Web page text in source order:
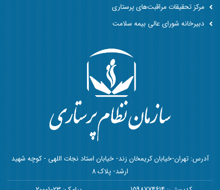
آدرس: تهران-خیابان کریمخان زند- خیابان استاد نجات اللهی - کوچه شهید
ارشد- پلاک 8
مرکز تحقیقات مراقبت‌های پرستاری
دبیرخانه شورای عالی بیمه سلامت